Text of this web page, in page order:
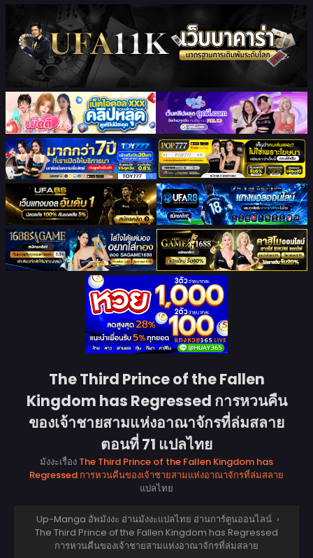
The Third Prince of the Fallen
Kingdom has Regressed การหวนคืน
ของเจ้าชายสามแห่งอาณาจักรที่ล่มสลาย
ตอนที่ 71 แปลไทย
มังงะเรื่อง The Third Prince of the Fallen Kingdom has
Regressed การหวนคืนของเจ้าชายสามแห่งอาณาจักรที่ล่มสลาย
แปลไทย
Up-Manga อัพมังงะ อ่านมังงะแปลไทย อ่านการ์ตูนออนไลน์ ›
The Third Prince of the Fallen Kingdom has Regressed
การหวนคืนของเจ้าชายสามแห่งอาณาจักรที่ล่มสลาย